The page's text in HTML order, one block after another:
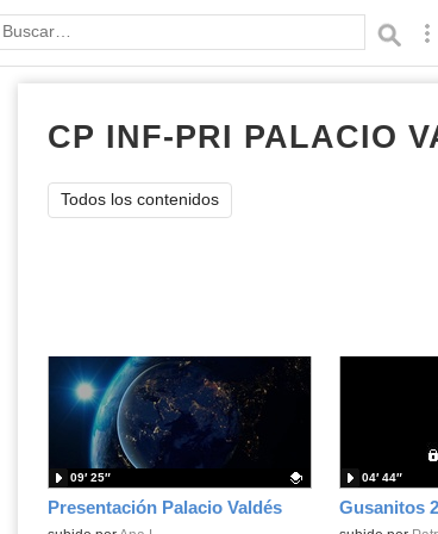
Palabra o frase:
CP INF-PRI PALACIO
Todos los contenidos
Presentación Palacio Valdés
09′ 25″
Gusanitos 2
04′ 44″